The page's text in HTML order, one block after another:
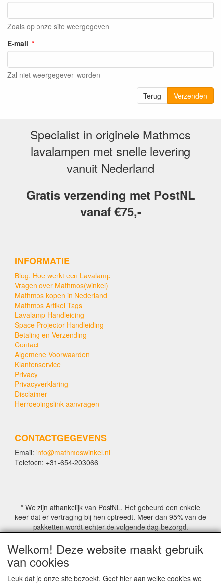
Zoals op onze site weergegeven
E-mail
Zal niet weergegeven worden
Terug Verzenden
Specialist in originele Mathmos
lavalampen met snelle levering
vanuit Nederland
Gratis verzending met PostNL
vanaf €75,-
INFORMATIE
Blog: Hoe werkt een Lavalamp
Vragen over Mathmos(winkel)
Mathmos kopen in Nederland
Mathmos Artikel Tags
Lavalamp Handleiding
Space Projector Handleiding
Betaling en Verzending
Contact
Algemene Voorwaarden
Klantenservice
Privacy
Privacyverklaring
Disclaimer
Herroepingslink aanvragen
CONTACTGEGEVENS
Email: info@mathmoswinkel.nl
Telefoon: +31-654-203066
* We zijn afhankelijk van PostNL. Het gebeurd een enkele
keer dat er vertraging bij hen optreedt. Meer dan 95% van de
pakketten wordt echter de volgende dag bezorgd.
© COPYRIGHT by Mathmoswinkel.nl
Site Name, Ownership and Design Copyright by
Mathmoswinkel.nl
Welkom! Deze website maakt gebruik
van cookies
Leuk dat je onze site bezoekt. Geef hier aan welke cookies we